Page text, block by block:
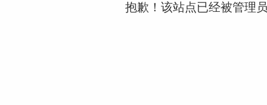
抱歉！该站点已经被管理